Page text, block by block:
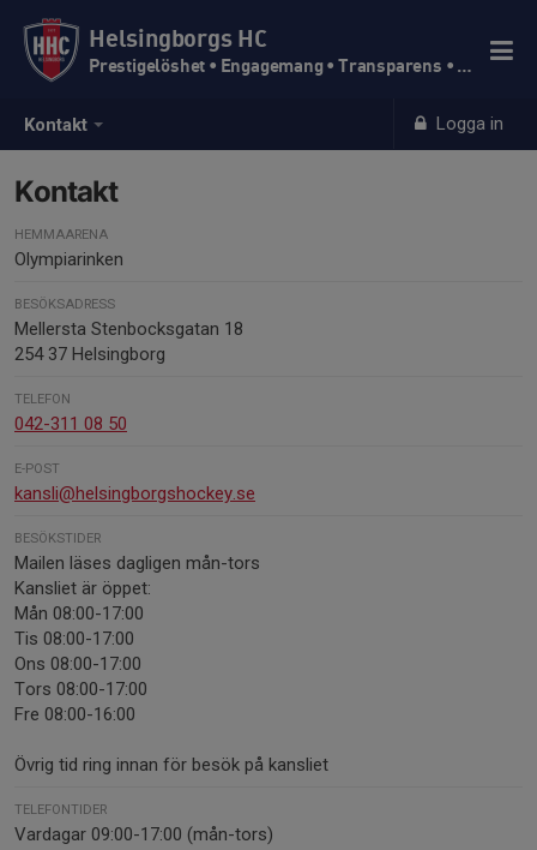
Kontakt Logga in
Helsingborgs HC
Prestigelöshet • Engagemang • Transparens • Trivsel
Kontakt
HEMMAARENA
Olympiarinken
BESÖKSADRESS
Mellersta Stenbocksgatan 18
254 37 Helsingborg
TELEFON
042-311 08 50
E-POST
kansli@helsingborgshockey.se
BESÖKSTIDER
Mailen läses dagligen mån-tors
Kansliet är öppet:
Mån 08:00-17:00
Tis 08:00-17:00
Ons 08:00-17:00
Tors 08:00-17:00
Fre 08:00-16:00
Övrig tid ring innan för besök på kansliet
TELEFONTIDER
Vardagar 09:00-17:00 (mån-tors)